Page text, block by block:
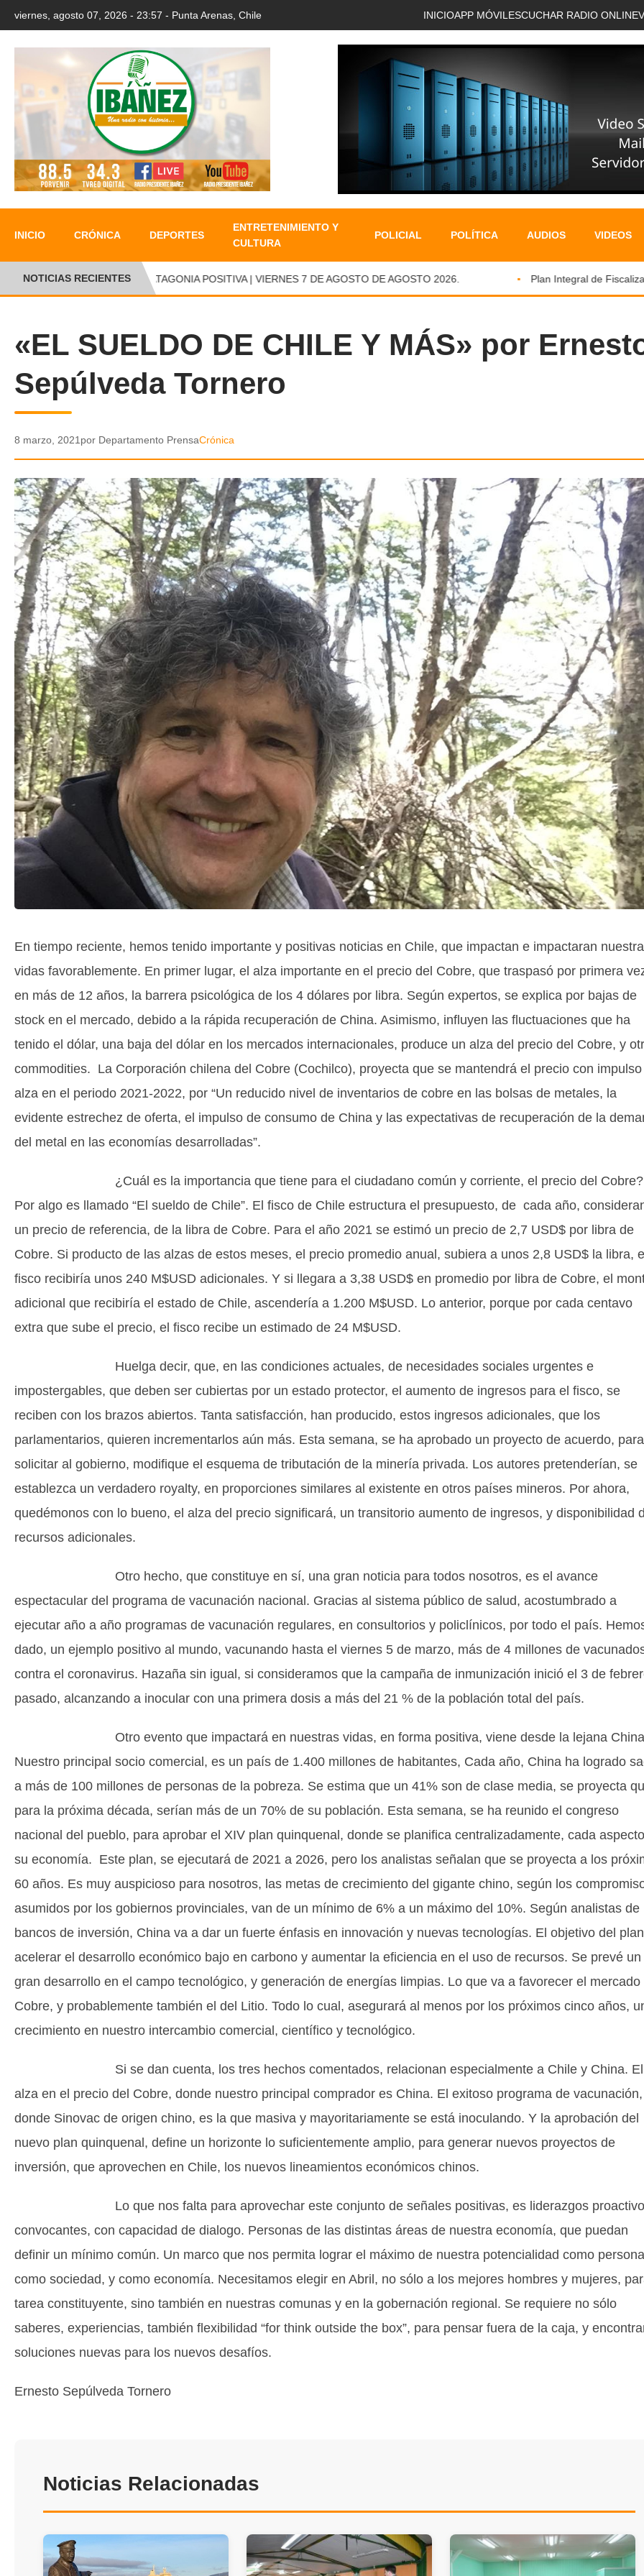
viernes, agosto 07, 2026 - 23:57 - Punta Arenas, Chile INICIOAPP MÓVIL ESCUCHAR RADIO ONLINE
INICIO CRÓNICA DEPORTES
ENTRETENIMIENTO Y
CULTURA
POLICIAL POLÍTICA AUDIOS VIDEOS
NOTICIAS RECIENTESPATAGONIA POSITIVA | VIERNES 7 DE AGOSTO DE AGOSTO 2026. Plan Integral de
«EL SUELDO DE CHILE Y MÁS» por
Sepúlveda Tornero
8 marzo, 2021 por Departamento PrensaCrónica
En tiempo reciente, hemos tenido importante y positivas noticias en Chile, que impactan e impactaran
vidas favorablemente. En primer lugar, el alza importante en el precio del Cobre, que traspasó por primera
en más de 12 años, la barrera psicológica de los 4 dólares por libra. Según expertos, se explica por bajas de
stock en el mercado, debido a la rápida recuperación de China. Asimismo, influyen las fluctuaciones que ha
tenido el dólar, una baja del dólar en los mercados internacionales, produce un alza del precio del Cobre, y
commodities. La Corporación chilena del Cobre (Cochilco), proyecta que se mantendrá el precio con
alza en el periodo 2021-2022, por “Un reducido nivel de inventarios de cobre en las bolsas de metales, la
evidente estrechez de oferta, el impulso de consumo de China y las expectativas de recuperación de la
del metal en las economías desarrolladas”.
¿Cuál es la importancia que tiene para el ciudadano común y corriente, el precio del Cobre?
Por algo es llamado “El sueldo de Chile”. El fisco de Chile estructura el presupuesto, de cada año,
un precio de referencia, de la libra de Cobre. Para el año 2021 se estimó un precio de 2,7 USD$ por libra de
Cobre. Si producto de las alzas de estos meses, el precio promedio anual, subiera a unos 2,8 USD$ la libra,
fisco recibiría unos 240 M$USD adicionales. Y si llegara a 3,38 USD$ en promedio por libra de Cobre, el
adicional que recibiría el estado de Chile, ascendería a 1.200 M$USD. Lo anterior, porque por cada centavo
extra que sube el precio, el fisco recibe un estimado de 24 M$USD.
Huelga decir, que, en las condiciones actuales, de necesidades sociales urgentes e
impostergables, que deben ser cubiertas por un estado protector, el aumento de ingresos para el fisco, se
reciben con los brazos abiertos. Tanta satisfacción, han producido, estos ingresos adicionales, que los
parlamentarios, quieren incrementarlos aún más. Esta semana, se ha aprobado un proyecto de acuerdo, para
solicitar al gobierno, modifique el esquema de tributación de la minería privada. Los autores pretenderían, se
establezca un verdadero royalty, en proporciones similares al existente en otros países mineros. Por ahora,
quedémonos con lo bueno, el alza del precio significará, un transitorio aumento de ingresos, y disponibilidad
recursos adicionales.
Otro hecho, que constituye en sí, una gran noticia para todos nosotros, es el avance
espectacular del programa de vacunación nacional. Gracias al sistema público de salud, acostumbrado a
ejecutar año a año programas de vacunación regulares, en consultorios y policlínicos, por todo el país.
dado, un ejemplo positivo al mundo, vacunando hasta el viernes 5 de marzo, más de 4 millones de
contra el coronavirus. Hazaña sin igual, si consideramos que la campaña de inmunización inició el 3 de
pasado, alcanzando a inocular con una primera dosis a más del 21 % de la población total del país.
Otro evento que impactará en nuestras vidas, en forma positiva, viene desde la lejana
Nuestro principal socio comercial, es un país de 1.400 millones de habitantes, Cada año, China ha logrado
a más de 100 millones de personas de la pobreza. Se estima que un 41% son de clase media, se proyecta
para la próxima década, serían más de un 70% de su población. Esta semana, se ha reunido el congreso
nacional del pueblo, para aprobar el XIV plan quinquenal, donde se planifica centralizadamente, cada
su economía. Este plan, se ejecutará de 2021 a 2026, pero los analistas señalan que se proyecta a los
60 años. Es muy auspicioso para nosotros, las metas de crecimiento del gigante chino, según los
asumidos por los gobiernos provinciales, van de un mínimo de 6% a un máximo del 10%. Según analistas de
bancos de inversión, China va a dar un fuerte énfasis en innovación y nuevas tecnologías. El objetivo del
acelerar el desarrollo económico bajo en carbono y aumentar la eficiencia en el uso de recursos. Se prevé un
gran desarrollo en el campo tecnológico, y generación de energías limpias. Lo que va a favorecer el mercado
Cobre, y probablemente también el del Litio. Todo lo cual, asegurará al menos por los próximos cinco años,
crecimiento en nuestro intercambio comercial, científico y tecnológico.
Si se dan cuenta, los tres hechos comentados, relacionan especialmente a Chile y China. El
alza en el precio del Cobre, donde nuestro principal comprador es China. El exitoso programa de vacunación,
donde Sinovac de origen chino, es la que masiva y mayoritariamente se está inoculando. Y la aprobación del
nuevo plan quinquenal, define un horizonte lo suficientemente amplio, para generar nuevos proyectos de
inversión, que aprovechen en Chile, los nuevos lineamientos económicos chinos.
Lo que nos falta para aprovechar este conjunto de señales positivas, es liderazgos
convocantes, con capacidad de dialogo. Personas de las distintas áreas de nuestra economía, que puedan
definir un mínimo común. Un marco que nos permita lograr el máximo de nuestra potencialidad como
como sociedad, y como economía. Necesitamos elegir en Abril, no sólo a los mejores hombres y mujeres,
tarea constituyente, sino también en nuestras comunas y en la gobernación regional. Se requiere no sólo
saberes, experiencias, también flexibilidad “for think outside the box”, para pensar fuera de la caja, y
soluciones nuevas para los nuevos desafíos.
Ernesto Sepúlveda Tornero
Noticias Relacionadas